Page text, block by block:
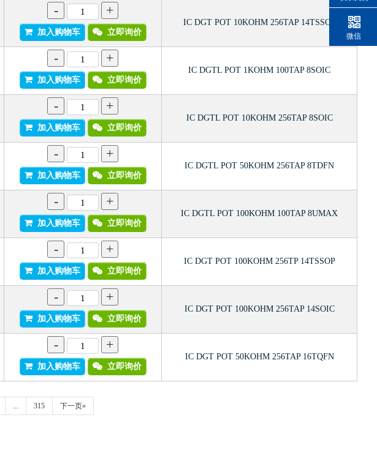
- +
加入购物车 立即询价
IC DGT POT 10KOHM 256TAP 14TSSOP
- +
加入购物车 立即询价
IC DGTL POT 1KOHM 100TAP 8SOIC
- +
加入购物车 立即询价
IC DGTL POT 10KOHM 256TAP 8SOIC
- +
加入购物车 立即询价
IC DGTL POT 50KOHM 256TAP 8TDFN
- +
加入购物车 立即询价
IC DGTL POT 100KOHM 100TAP 8UMAX
- +
加入购物车 立即询价
IC DGT POT 100KOHM 256TP 14TSSOP
- +
加入购物车 立即询价
IC DGT POT 100KOHM 256TAP 14SOIC
- +
加入购物车 立即询价
IC DGT POT 50KOHM 256TAP 16TQFN
... 315 下一页»
微信